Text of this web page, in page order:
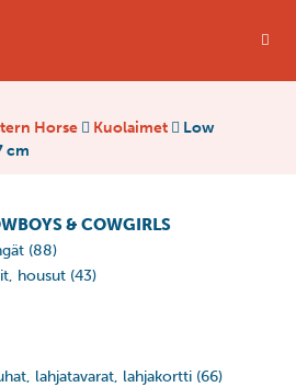
Horse Kuolaimet
Low
cm
& COWGIRLS
(88)
housut (43)
lahjatavarat, lahjakortti (66)